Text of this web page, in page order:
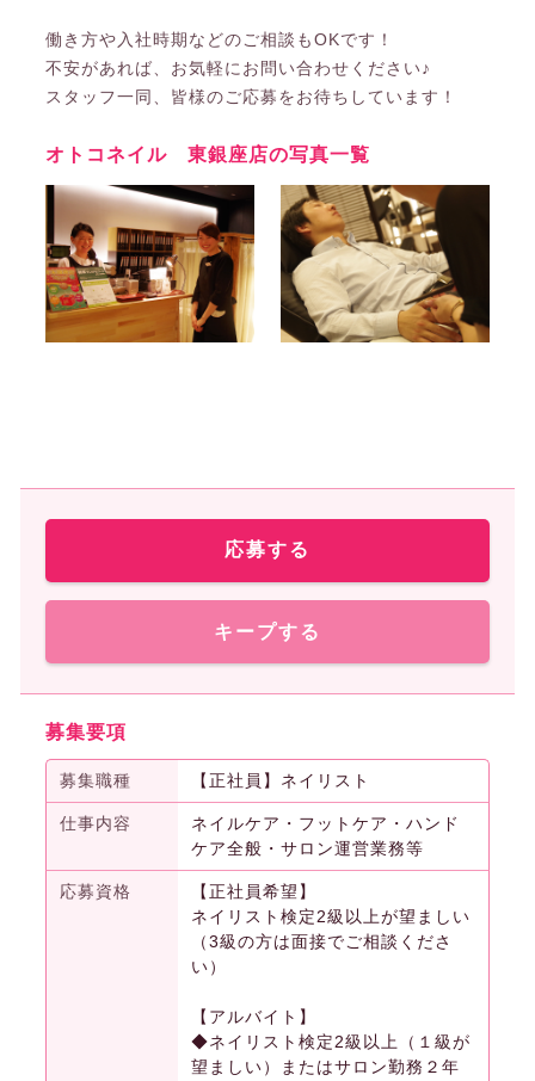
働き方や入社時期などのご相談もOKです！
不安があれば、お気軽にお問い合わせください♪
スタッフ一同、皆様のご応募をお待ちしています！
オトコネイル 東銀座店の写真一覧
応募する
キープする
募集要項
募集職種 【正社員】ネイリスト
仕事内容
ネイルケア・フットケア・ハンド
ケア全般・サロン運営業務等
応募資格
【正社員希望】
ネイリスト検定2級以上が望ましい
（3級の方は面接でご相談くださ
い）
【アルバイト】
◆ネイリスト検定2級以上（１級が
望ましい）またはサロン勤務２年